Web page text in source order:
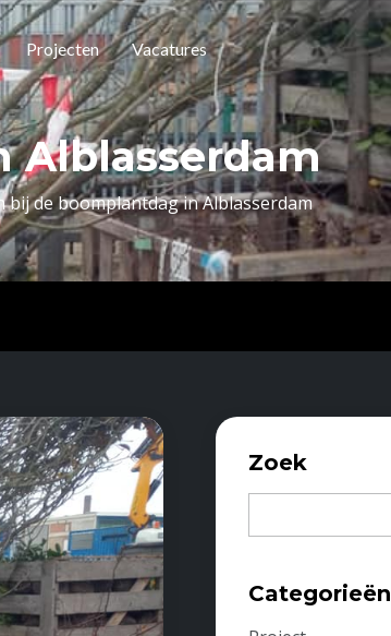
Projecten Vacatures
Alblasserdam
de boomplantdag in Alblasserdam
Zoek
Categorieën